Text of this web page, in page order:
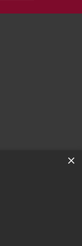
×